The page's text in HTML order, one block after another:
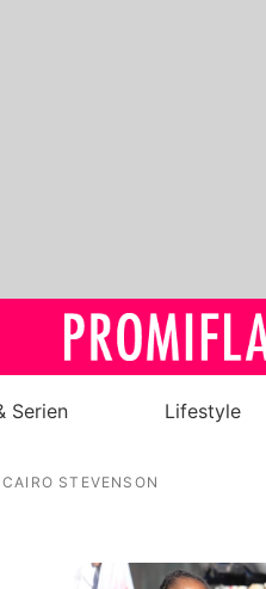
Filme & Serien
Serien Lifestyle
STEVENSON